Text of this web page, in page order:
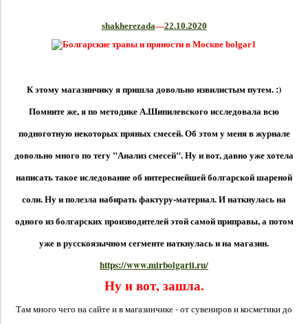
shakherezada—22.10.2020
К этому магазинчику я пришла довольно извилистым путем. :)
Помните же, я по методике А.Шипилевского исследовала всю
подноготную некоторых пряных смесей. Об этом у меня в журнале
довольно много по тегу "Анализ смесей". Ну и вот, давно уже хотела
написать такое иследование об интереснейшей болгарской шареной
соли. Ну и полезла набирать фактуру-материал. И наткнулась на
одного из болгарских производителей этой самой приправы, а потом
уже в русскоязычном сегменте наткнулась и на магазин.
https://www.mirbolgarii.ru/
Ну и вот, зашла.
Там много чего на сайте и в магазинчике - от сувениров и косметики до